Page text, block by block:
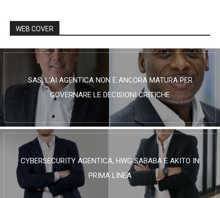
WEB COVER
SAS, L’AI AGENTICA NON È ANCORA MATURA PER
GOVERNARE LE DECISIONI CRITICHE
CYBERSECURITY AGENTICA, HWG SABABA E AKITO IN
PRIMA LINEA